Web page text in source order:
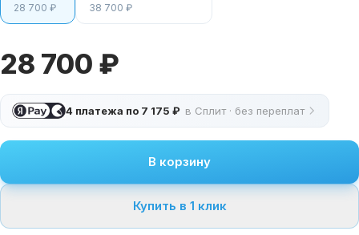
28 700 ₽ 38 700 ₽
28 700 ₽
4 платежа по 7 175 ₽ в Сплит · без переплат
В корзину
Купить в 1 клик